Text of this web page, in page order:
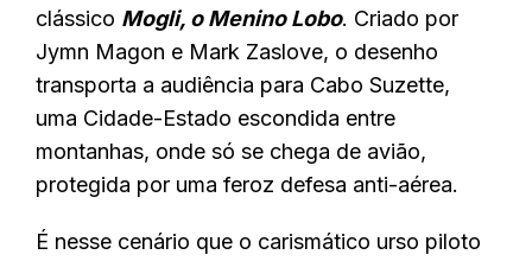
clássico Mogli, o Menino Lobo. Criado por
Jymn Magon e Mark Zaslove, o desenho
transporta a audiência para Cabo Suzette,
uma Cidade-Estado escondida entre
montanhas, onde só se chega de avião,
protegida por uma feroz defesa anti-aérea.
É nesse cenário que o carismático urso piloto